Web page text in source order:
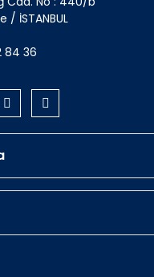
/ İSTANBUL
84 36